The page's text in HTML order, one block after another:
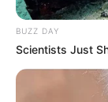
BUZZ DAY
Scientists Just